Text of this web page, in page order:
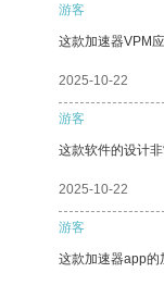
游客
这款加速器VPM
2025-10-22
游客
这款软件的设计
2025-10-22
游客
这款加速器app的